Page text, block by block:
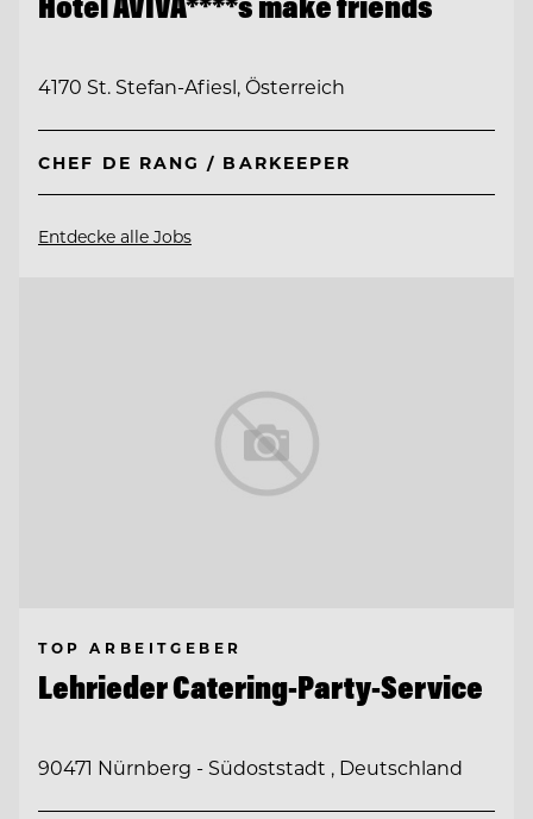
4170 St. Stefan-Afiesl, Österreich
CHEF DE RANG / BARKEEPER
Entdecke alle Jobs
TOP ARBEITGEBER
Lehrieder Catering-Party-Service
90471 Nürnberg - Südoststadt , Deutschland